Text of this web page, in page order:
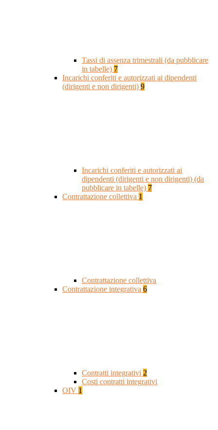
Tassi di assenza trimestrali (da pubblicare
in tabelle) 7
Incarichi conferiti e autorizzati ai dipendenti
(dirigenti e non dirigenti) 9
Incarichi conferiti e autorizzati ai
dipendenti (dirigenti e non dirigenti) (da
pubblicare in tabelle) 7
Contrattazione collettiva 1
Contrattazione collettiva
Contrattazione integrativa 6
Contratti integrativi 2
Costi contratti integrativi
OIV 1